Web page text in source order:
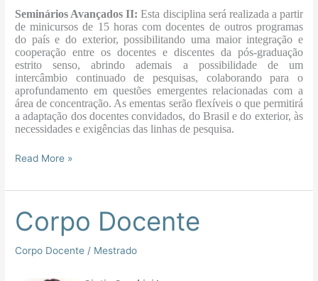
Seminários Avançados II: Esta disciplina será realizada a partir
de minicursos de 15 horas com docentes de outros programas
do país e do exterior, possibilitando uma maior integração e
cooperação entre os docentes e discentes da pós-graduação
estrito senso, abrindo ademais a possibilidade de um
intercâmbio continuado de pesquisas, colaborando para o
aprofundamento em questões emergentes relacionadas com a
área de concentração. As ementas serão flexíveis o que permitirá
a adaptação dos docentes convidados, do Brasil e do exterior, às
necessidades e exigências das linhas de pesquisa.
Read More »
Corpo Docente
Corpo Docente / Mestrado
Corpo
Docente